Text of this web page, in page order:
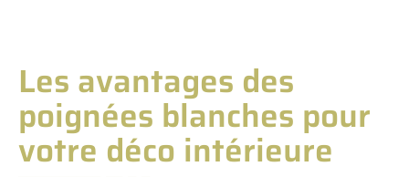
Les avantages des
poignées blanches pour
votre déco intérieure